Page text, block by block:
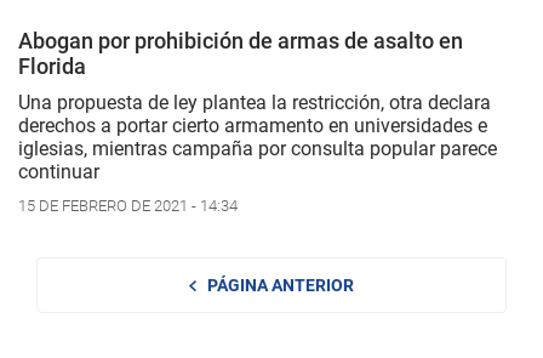
Abogan por prohibición de armas de asalto en
Florida
Una propuesta de ley plantea la restricción, otra declara
derechos a portar cierto armamento en universidades e
iglesias, mientras campaña por consulta popular parece
continuar
15 DE FEBRERO DE 2021 - 14:34
PÁGINA ANTERIOR